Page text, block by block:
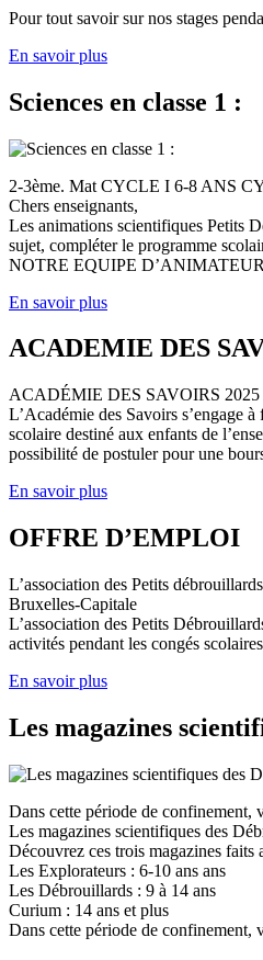
Pour tout savoir sur nos stages
En savoir plus
Sciences en classe 1 :
2-3ème. Mat CYCLE I 6-8 ANS
Chers enseignants,
Les animations scientifiques Petits
sujet, compléter le programme
NOTRE EQUIPE
En savoir plus
ACADEMIE DES
ACADÉMIE DES SAVOIRS 2025
L’Académie des Savoirs s’engage
scolaire destiné aux enfants de
possibilité de postuler pour une
En savoir plus
OFFRE D’EMPLOI
L’association des Petits
Bruxelles-Capitale
L’association des Petits
activités pendant les congés
En savoir plus
Les magazines
Dans cette période de confinement,
Les magazines scientifiques des
Découvrez ces trois magazines faits
Les Explorateurs : 6-10 ans ans
Les Débrouillards : 9 à 14 ans
Curium : 14 ans et plus
Dans cette période de confinement,